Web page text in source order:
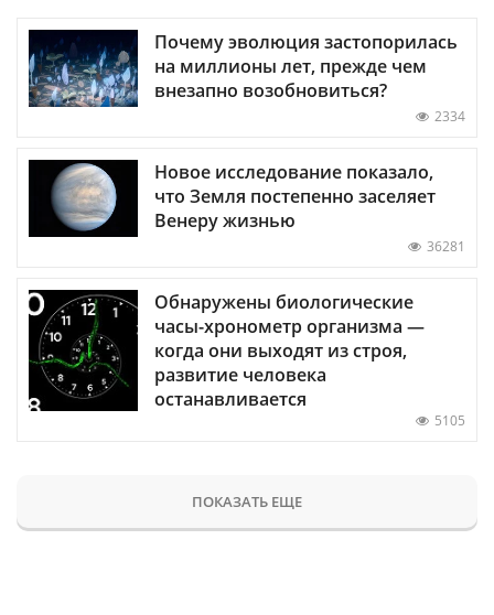
Почему эволюция застопорилась
на миллионы лет, прежде чем
внезапно возобновиться?
2334
Новое исследование показало,
что Земля постепенно заселяет
Венеру жизнью
36281
Обнаружены биологические
часы-хронометр организма —
когда они выходят из строя,
развитие человека
останавливается
5105
ПОКАЗАТЬ ЕЩЕ